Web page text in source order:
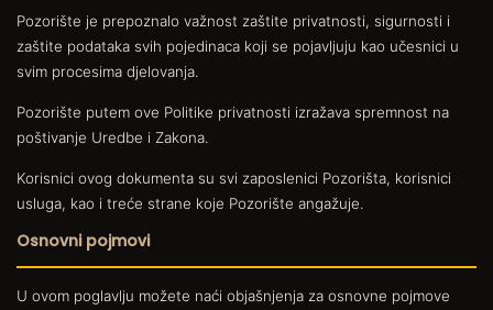
Pozorište je prepoznalo važnost zaštite privatnosti, sigurnosti i
zaštite podataka svih pojedinaca koji se pojavljuju kao učesnici u
svim procesima djelovanja.
Pozorište putem ove Politike privatnosti izražava spremnost na
poštivanje Uredbe i Zakona.
Korisnici ovog dokumenta su svi zaposlenici Pozorišta, korisnici
usluga, kao i treće strane koje Pozorište angažuje.
Osnovni pojmovi
U ovom poglavlju možete naći objašnjenja za osnovne pojmove